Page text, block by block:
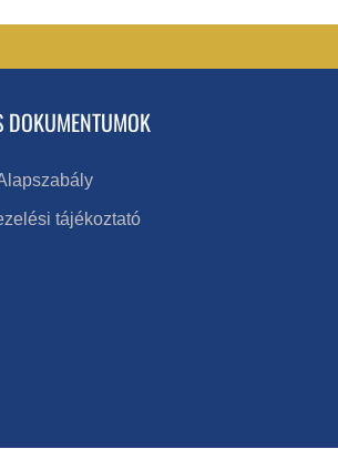
DOKUMENTUMOK
tájékoztató